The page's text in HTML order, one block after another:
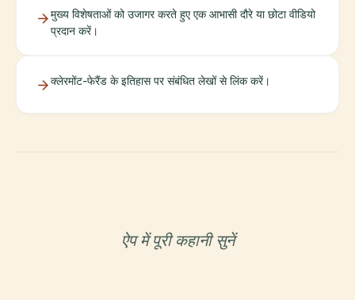
मुख्य विशेषताओं को उजागर करते हुए एक आभासी दौरे या छोटा वीडियो
प्रदान करें।
क्लेरमोंट-फेरैंड के इतिहास पर संबंधित लेखों से लिंक करें।
ऐप में पूरी कहानी सुनें